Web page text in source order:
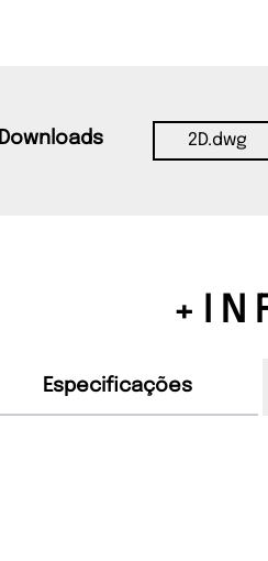
Downloads 2D.dwg
Especificações